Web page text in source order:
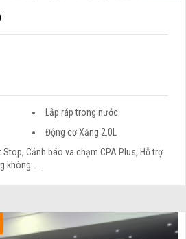
Lắp ráp trong nước
Động cơ Xăng 2.0L
Cảnh báo va chạm CPA Plus, Hỗ trợ
không ...